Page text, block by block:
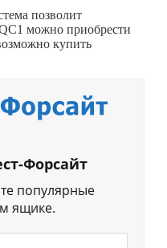
позволит
можно приобрести
купить
Форсайт
популярные
ящике.